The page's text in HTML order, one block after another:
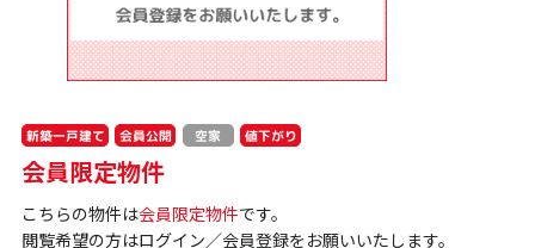
新築一戸建て 会員公開 空家 値下がり
会員限定物件
こちらの物件は会員限定物件です。
閲覧希望の方はログイン／会員登録をお願いいたします。